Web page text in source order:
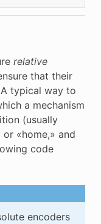
relative
that their
typical way to
a mechanism
(usually
«home,» and
code
encoders